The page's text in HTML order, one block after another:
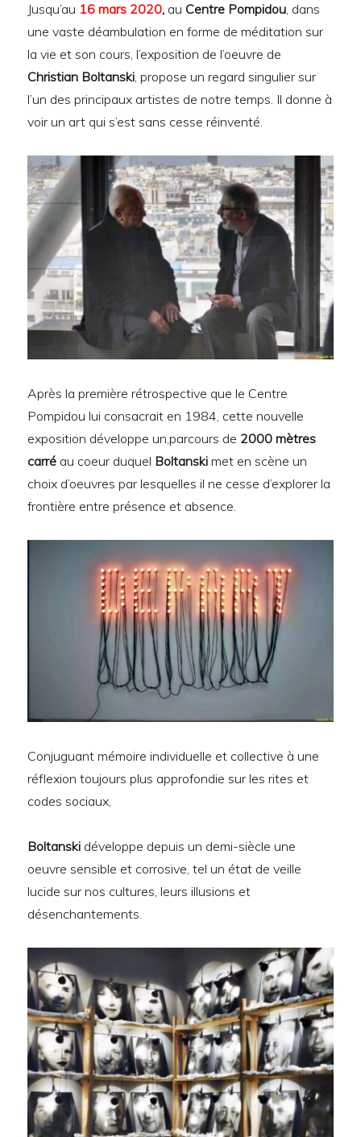
Jusqu’au 16 mars 2020, au Centre Pompidou, dans
une vaste déambulation en forme de méditation sur
la vie et son cours, l’exposition de l’oeuvre de
Christian Boltanski, propose un regard singulier sur
l’un des principaux artistes de notre temps. Il donne à
voir un art qui s’est sans cesse réinventé.
Après la première rétrospective que le Centre
Pompidou lui consacrait en 1984, cette nouvelle
exposition développe un,parcours de 2000 mètres
carré au coeur duquel Boltanskimet en scène un
choix d’oeuvres par lesquelles il ne cesse d’explorer la
frontière entre présence et absence.
Conjuguant mémoire individuelle et collective à une
réflexion toujours plus approfondie sur les rites et
codes sociaux,
Boltanski développe depuis un demi-siècle une
oeuvre sensible et corrosive, tel un état de veille
lucide sur nos cultures, leurs illusions et
désenchantements.